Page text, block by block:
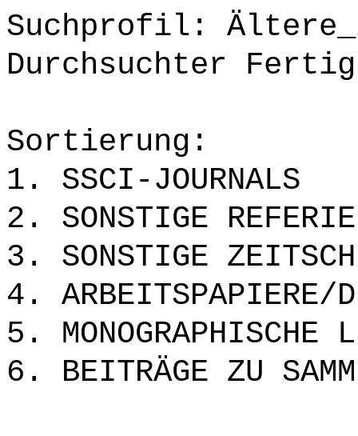
Suchprofil:
Durchsuchter
Sortierung:
1. SSCI-JOURNALS
2. SONSTIGE
3. SONSTIGE
4. ARBEITSPAPIERE/
5. MONOGRAPHISCHE
6. BEITRÄGE ZU